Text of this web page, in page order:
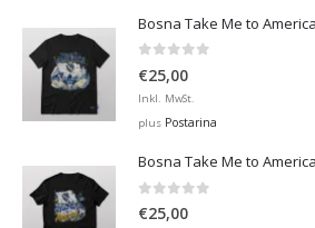
Bosna Take Me to
€25,00
Inkl. MwSt.
plus Postarina
Bosna Take Me to
0 out of 5
€25,00